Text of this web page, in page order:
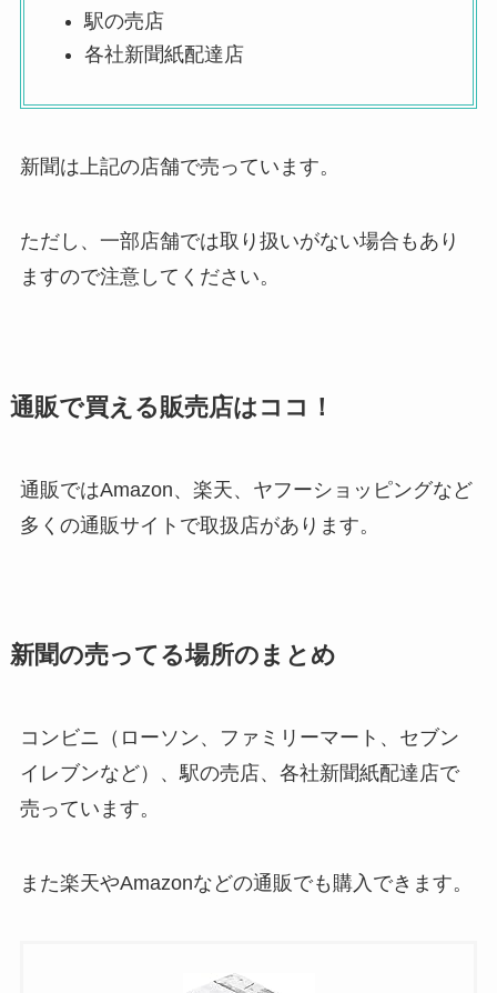
駅の売店
各社新聞紙配達店
新聞は上記の店舗で売っています。
ただし、一部店舗では取り扱いがない場合もあり
ますので注意してください。
通販で買える販売店はココ！
通販ではAmazon、楽天、ヤフーショッピングなど
多くの通販サイトで取扱店があります。
新聞の売ってる場所のまとめ
コンビニ（ローソン、ファミリーマート、セブン
イレブンなど）、駅の売店、各社新聞紙配達店で
売っています。
また楽天やAmazonなどの通販でも購入できます。